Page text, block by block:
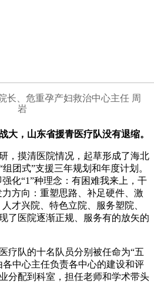
长、危重孕产妇救治中心主任 周
岩
大，山东省援青医疗队没有退缩。
摸清医院情况，起草形成了海北
团式”支援三年规划和年度计划。
化“1”种理念：有困难我来上，干
方向：重塑思路、补足硬件、激
才兴院、特色立院、服务塑院、
了医院逐渐正规、服务有的放矢的
队的十名队员分别被任命为“五
中心主任负责各中心的建设和评
分配到科室，担任老师和学术带头